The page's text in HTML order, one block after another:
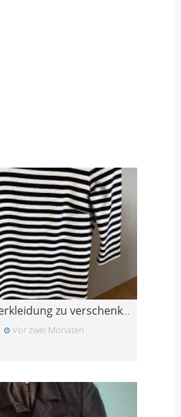
Schöne Sommerkleidung zu verschenken
Vor zwei Monaten